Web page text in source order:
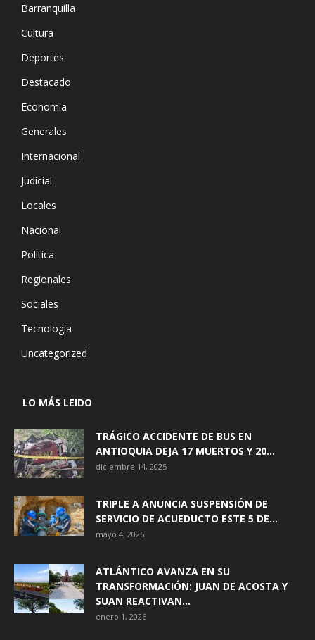
Barranquilla
Cultura
Deportes
Destacado
Economía
Generales
Internacional
Judicial
Locales
Nacional
Política
Regionales
Sociales
Tecnología
Uncategorized
LO MÁS LEIDO
TRÁGICO ACCIDENTE DE BUS EN
ANTIOQUIA DEJA 17 MUERTOS Y 20...
diciembre 14, 2025
TRIPLE A ANUNCIA SUSPENSIÓN DE
SERVICIO DE ACUEDUCTO ESTE 5 DE...
mayo 4, 2026
ATLÁNTICO AVANZA EN SU
TRANSFORMACIÓN: JUAN DE ACOSTA Y
SUAN REACTIVAN...
enero 1, 2026